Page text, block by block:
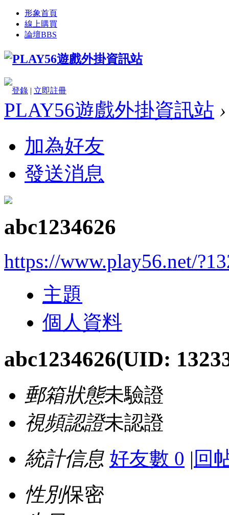
形象首頁
線上購買
論壇BBS
登錄 | 立即註冊
PLAY56遊戲外掛資訊站 ›
加為好友
發送消息
abc1234626
https://www.play56.net/
主題
個人資料
abc1234626(UID:
郵箱狀態未驗證
視頻認證未認證
統計信息 好友數 0 | 回
性別保密